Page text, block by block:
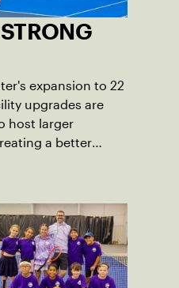
expansion to 22
upgrades are
host larger
a better